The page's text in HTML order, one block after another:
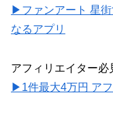
▶ファンアート 星
なるアプリ
アフィリエイター必
▶1件最大4万円 ア